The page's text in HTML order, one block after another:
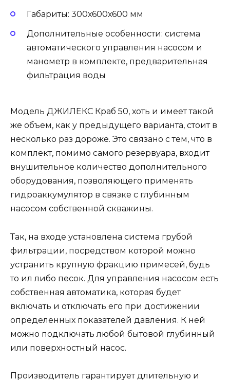
Габариты: 300х600х600 мм
Дополнительные особенности: система
автоматического управления насосом и
манометр в комплекте, предварительная
фильтрация воды
Модель ДЖИЛЕКС Краб 50, хоть и имеет такой
же объем, как у предыдущего варианта, стоит в
несколько раз дороже. Это связано с тем, что в
комплект, помимо самого резервуара, входит
внушительное количество дополнительного
оборудования, позволяющего применять
гидроаккумулятор в связке с глубинным
насосом собственной скважины.
Так, на входе установлена система грубой
фильтрации, посредством которой можно
устранить крупную фракцию примесей, будь
то ил либо песок. Для управления насосом есть
собственная автоматика, которая будет
включать и отключать его при достижении
определенных показателей давления. К ней
можно подключать любой бытовой глубинный
или поверхностный насос.
Производитель гарантирует длительную и